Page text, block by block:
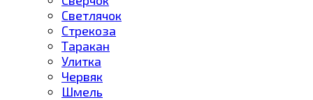
Светлячок
Стрекоза
Таракан
Улитка
Червяк
Шмель